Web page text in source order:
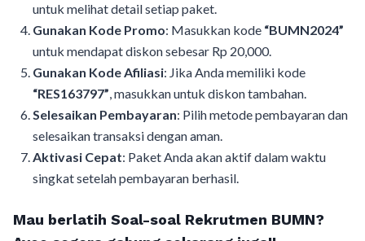
untuk melihat detail setiap paket.
Gunakan Kode Promo: Masukkan kode “BUMN2024”
untuk mendapat diskon sebesar Rp 20,000.
Gunakan Kode Afiliasi: Jika Anda memiliki kode
“RES163797”, masukkan untuk diskon tambahan.
Selesaikan Pembayaran: Pilih metode pembayaran dan
selesaikan transaksi dengan aman.
Aktivasi Cepat: Paket Anda akan aktif dalam waktu
singkat setelah pembayaran berhasil.
Mau berlatih Soal-soal Rekrutmen BUMN?